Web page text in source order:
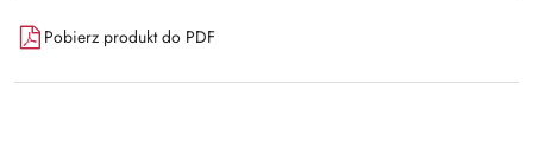
Pobierz produkt do PDF